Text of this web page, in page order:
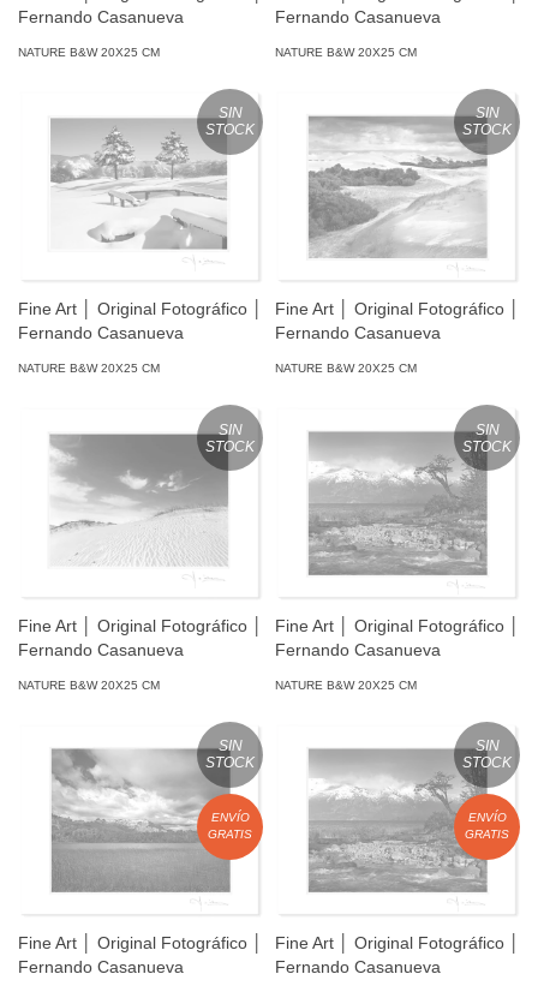
Fernando Casanueva
NATURE B&W 20X25 CM
Fernando Casanueva
NATURE B&W 20X25 CM
SIN
STOCK
Fine Art │ Original Fotográfico │
Fernando Casanueva
NATURE B&W 20X25 CM
SIN
STOCK
Fine Art │ Original Fotográfico │
Fernando Casanueva
NATURE B&W 20X25 CM
SIN
STOCK
Fine Art │ Original Fotográfico │
Fernando Casanueva
NATURE B&W 20X25 CM
SIN
STOCK
Fine Art │ Original Fotográfico │
Fernando Casanueva
NATURE B&W 20X25 CM
SIN
STOCK
ENVÍO
GRATIS
Fine Art │ Original Fotográfico │
Fernando Casanueva
SIN
STOCK
ENVÍO
GRATIS
Fine Art │ Original Fotográfico │
Fernando Casanueva